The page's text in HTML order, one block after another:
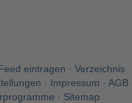
eintragen · Verzeichnis
· Impressum · AGB
· Sitemap